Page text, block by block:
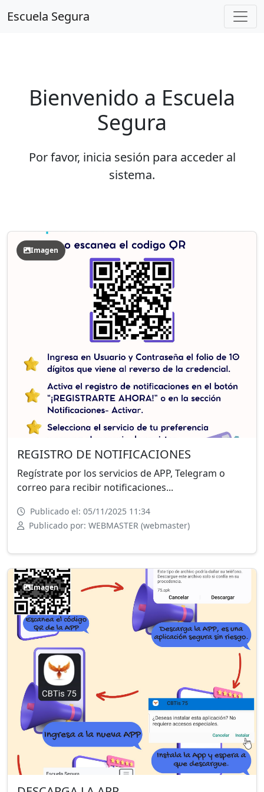
Escuela Segura
Bienvenido a Escuela
Segura
Por favor, inicia sesión para acceder al
sistema.
Imagen
REGISTRO DE NOTIFICACIONES
Regístrate por los servicios de APP, Telegram o
correo para recibir notificaciones...
Publicado el: 05/11/2025 11:34
Publicado por: WEBMASTER (webmaster)
Imagen